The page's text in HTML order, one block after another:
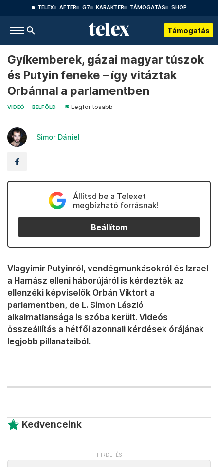
TELEX AFTER G7 KARAKTER TÁMOGATÁS SHOP
Támogatás
Gyíkemberek, gázai magyar túszok
és Putyin feneke – így vitáztak
Orbánnal a parlamentben
VIDEÓ BELFÖLD Legfontosabb
Simor Dániel
Állítsd be a Telexet
megbízható forrásnak!
Beállítom
Vlagyimir Putyinról, vendégmunkásokról és Izrael
a Hamász elleni háborújáról is kérdezték az
ellenzéki képviselők Orbán Viktort a
parlamentben, de L. Simon László
alkalmatlansága is szóba került. Videós
összeállítás a hétfői azonnali kérdések órájának
legjobb pillanataiból.
Kedvenceink